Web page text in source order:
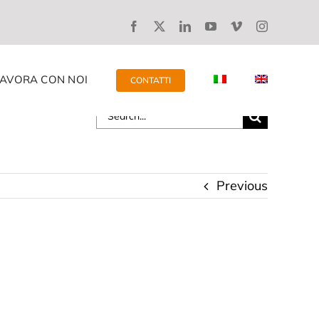
CON NOI CONTATTI
Search
for:
Previous